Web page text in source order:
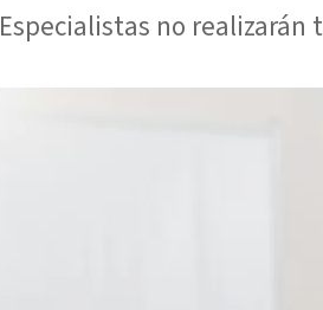
Especialistas no